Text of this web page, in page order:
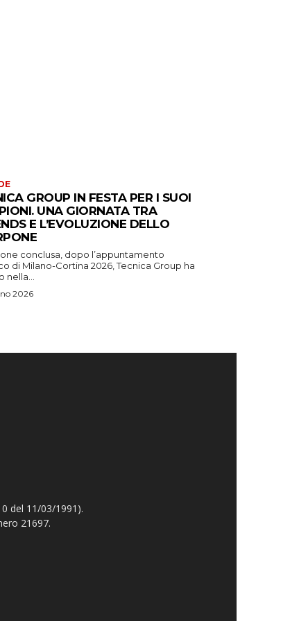
GROUP IN FESTA PER I SUOI
UNA GIORNATA TRA
E L’EVOLUZIONE DELLO
conclusa, dopo l’appuntamento
di Milano-Cortina 2026, Tecnica Group ha
nella...
2026
del 11/03/1991).
21697.